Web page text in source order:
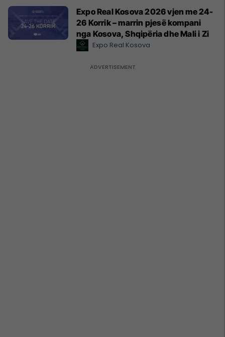
Expo Real Kosova 2026 vjen me 24-
26 Korrik – marrin pjesë kompani
nga Kosova, Shqipëria dhe Mali i Zi
Expo Real Kosova